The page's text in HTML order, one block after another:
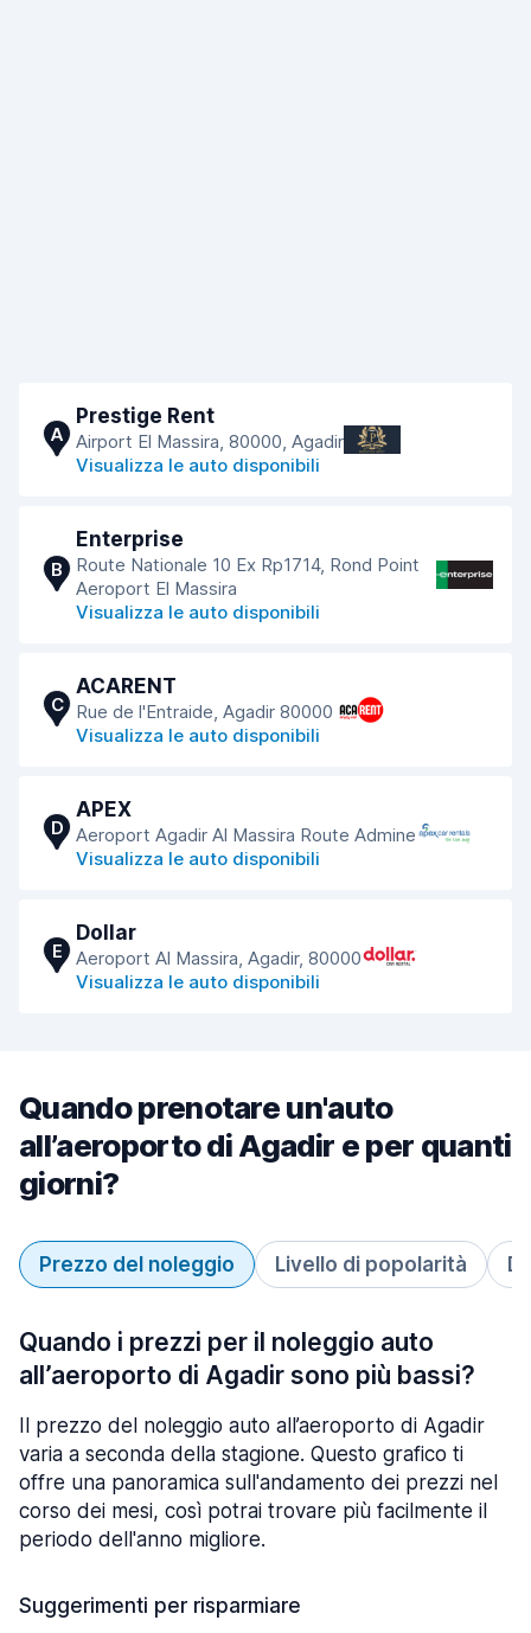
A
Prestige Rent
Airport El Massira, 80000, Agadir
Visualizza le auto disponibili
B
Enterprise
Route Nationale 10 Ex Rp1714, Rond Point
Aeroport El Massira
Visualizza le auto disponibili
C
ACARENT
Rue de l'Entraide, Agadir 80000
Visualizza le auto disponibili
D
APEX
Aeroport Agadir Al Massira Route Admine
Visualizza le auto disponibili
E
Dollar
Aeroport Al Massira, Agadir, 80000
Visualizza le auto disponibili
Quando prenotare un'auto
all’aeroporto di Agadir e per quanti
giorni?
Prezzo del noleggio Livello di popolarità
Quando i prezzi per il noleggio auto
all’aeroporto di Agadir sono più bassi?
Il prezzo del noleggio auto all’aeroporto di Agadir
varia a seconda della stagione. Questo grafico ti
offre una panoramica sull'andamento dei prezzi nel
corso dei mesi, così potrai trovare più facilmente il
periodo dell'anno migliore.
Suggerimenti per risparmiare